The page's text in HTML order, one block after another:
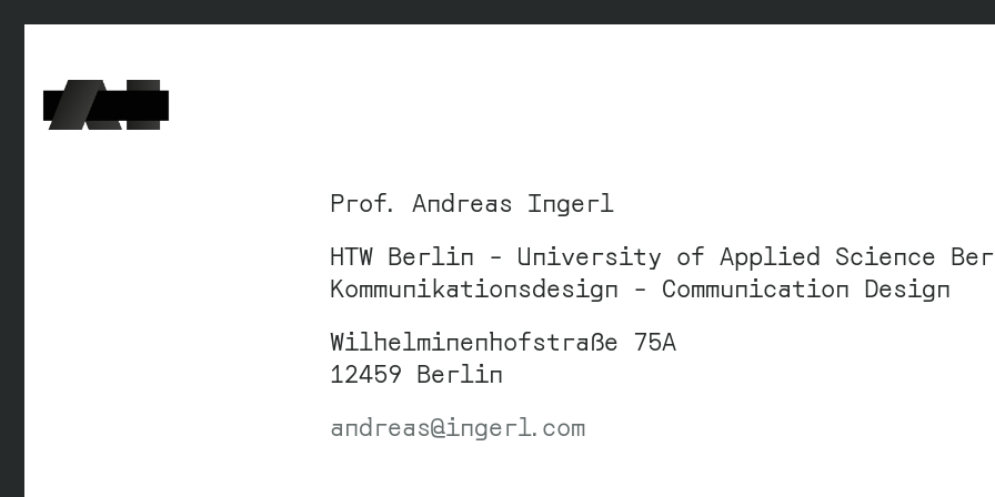
Prof. Andreas Ingerl
HTW Berlin – University of Applied Science
Kommunikationsdesign – Communication Design
Wilhelminenhofstraße 75A
12459 Berlin
andreas@ingerl.com